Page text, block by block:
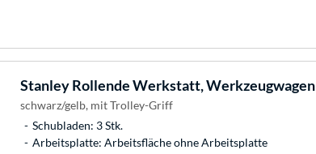
StanleyRollende Werkstatt, Werkzeugwagen
schwarz/gelb, mit Trolley-Griff
Schubladen: 3 Stk.
Arbeitsplatte: Arbeitsfläche ohne Arbeitsplatte